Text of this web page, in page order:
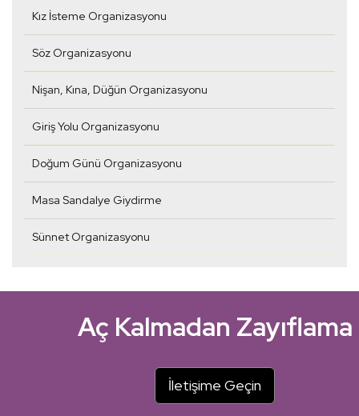
Kız İsteme Organizasyonu
Söz Organizasyonu
Nişan, Kına, Düğün Organizasyonu
Giriş Yolu Organizasyonu
Doğum Günü Organizasyonu
Masa Sandalye Giydirme
Sünnet Organizasyonu
Kalıcı Kilo Kontrolü
Bakırköy'ün Güvenilir
Aç Kalmadan Zayıflama
Kişiye Özel Beslenme
Metabolizmanıza Uygun
İletişime Geçin